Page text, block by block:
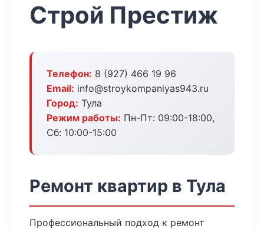
Строй Престиж
Телефон: 8 (927) 466 19 96
Email: info@stroykompaniyas943.ru
Город: Тула
Режим работы: Пн-Пт: 09:00-18:00,
Сб: 10:00-15:00
Ремонт квартир в Тула
Профессиональный подход к ремонт